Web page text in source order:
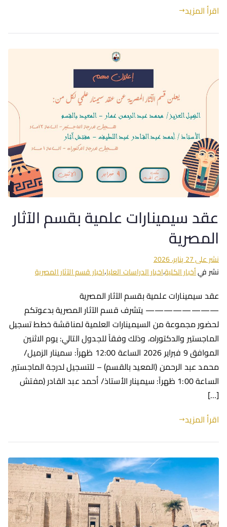
اقرأ المزيد
عقد سيمينارات علمية بقسم الآثار
المصرية
نشر على27 يناير، 2026
نشر فيأخبار الكلية،اخبار الدراسات العليا،اخبار قسم الآثار المصرية
عقد سيمينارات علمية بقسم الآثار المصرية
———————— يتشرف قسم الآثار المصرية بدعوتكم
لحضور مجموعة من السيمينارات العلمية لمناقشة خطط تسجيل
الماجستير والدكتوراه، وذلك وفقاً للجدول التالي: يوم الاثنين
الموافق 9 فبراير 2026 الساعة 12:00 ظهراً: سمينار الزميل/
محمد عبد الرحمن (المعيد بالقسم) – للتسجيل لدرجة الماجستير.
الساعة 1:00 ظهراً: سيمينار الأستاذ/ أحمد عبد القادر (مفتش
[…]
اقرأ المزيد